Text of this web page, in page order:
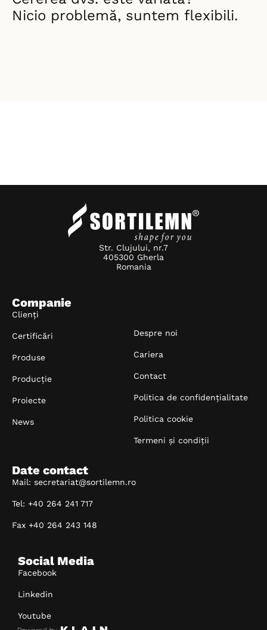
Nicio problemă, suntem flexibili.
Str. Clujului, nr.7
405300 Gherla
Romania
Companie
Clienți
Certificări
Produse
Producție
Proiecte
News
Despre noi
Cariera
Contact
Politica de confidențialitate
Politica cookie
Termeni și condiții
Date contact
Mail: secretariat@sortilemn.ro
Tel: +40 264 241 717
Fax +40 264 243 148
Social Media
Facebook
Linkedin
Youtube